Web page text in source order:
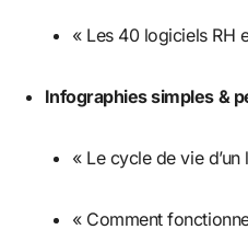
« Les 40 logiciels RH
Infographies simples &
« Le cycle de vie d’un
« Comment